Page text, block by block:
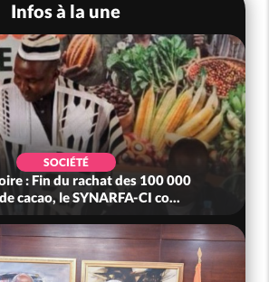
Infos à la une
SOCIÉTÉ
: Fin du rachat des 100 000
cacao, le SYNARFA-CI co...